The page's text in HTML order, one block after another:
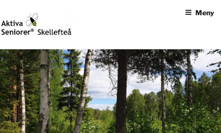
innehåll
AKTIVA SENIORER SKELLEFTEÅ
Meny